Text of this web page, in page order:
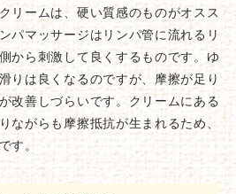
リームは、硬い質感のものがオスス
パマッサージはリンパ管に流れるリ
から刺激して良くするものです。ゆ
りは良くなるのですが、摩擦が足り
改善しづらいです。クリームにある
ながらも摩擦抵抗が生まれるため、
す。